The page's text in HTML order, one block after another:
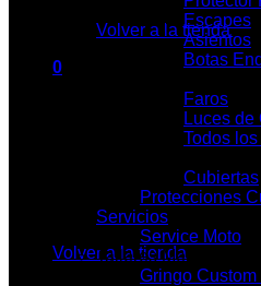
Volver a la tienda
0
No hay productos en el
Volver a la tienda
Escapes
Asientos
Botas
Faros
Luces de
Todos
Cubiertas
Protecciones
Servicios
Service Moto
Talleres Mecánicos
Gringo